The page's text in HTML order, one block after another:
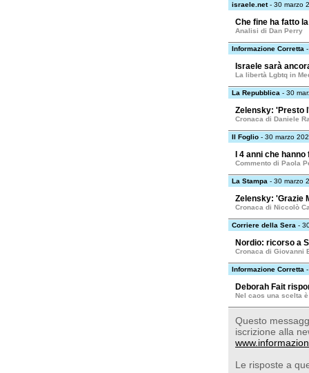
israele.net- 30 marzo
Che fine ha fatto
Analisi di Dan Perry
Informazione Corretta
Israele sarà
La libertà Lgbtq in
La Repubblica - 30
Zelensky: 'Presto
Cronaca di Daniele
Il Foglio - 30 marzo
I 4 anni che
Commento di Paola
La Stampa - 30 marzo
Zelensky: 'Grazie
Cronaca di Niccolò
Corriere della Sera -
Nordio: ricorso a
Cronaca di Giovanni
Informazione Corretta
Deborah Fait
Nel caos una scelta
Questo
iscrizione alla
Le risposte a